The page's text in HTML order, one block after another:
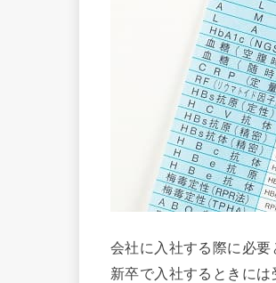
会社に入社する際に必要
新卒で入社するときに